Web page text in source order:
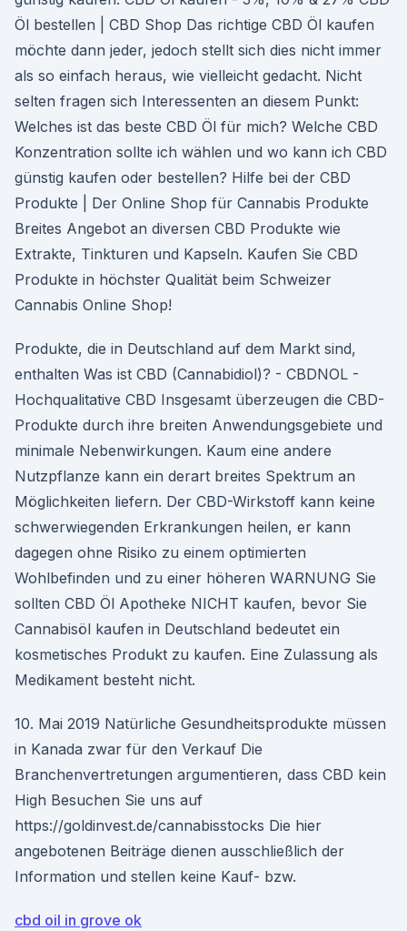
Öl bestellen | CBD Shop Das richtige CBD Öl kaufen
möchte dann jeder, jedoch stellt sich dies nicht immer
als so einfach heraus, wie vielleicht gedacht. Nicht
selten fragen sich Interessenten an diesem Punkt:
Welches ist das beste CBD Öl für mich? Welche CBD
Konzentration sollte ich wählen und wo kann ich CBD
günstig kaufen oder bestellen? Hilfe bei der CBD
Produkte | Der Online Shop für Cannabis Produkte
Breites Angebot an diversen CBD Produkte wie
Extrakte, Tinkturen und Kapseln. Kaufen Sie CBD
Produkte in höchster Qualität beim Schweizer
Cannabis Online Shop!
Produkte, die in Deutschland auf dem Markt sind,
enthalten Was ist CBD (Cannabidiol)? - CBDNOL -
Hochqualitative CBD Insgesamt überzeugen die CBD-
Produkte durch ihre breiten Anwendungsgebiete und
minimale Nebenwirkungen. Kaum eine andere
Nutzpflanze kann ein derart breites Spektrum an
Möglichkeiten liefern. Der CBD-Wirkstoff kann keine
schwerwiegenden Erkrankungen heilen, er kann
dagegen ohne Risiko zu einem optimierten
Wohlbefinden und zu einer höheren WARNUNG Sie
sollten CBD Öl Apotheke NICHT kaufen, bevor Sie
Cannabisöl kaufen in Deutschland bedeutet ein
kosmetisches Produkt zu kaufen. Eine Zulassung als
Medikament besteht nicht.
10. Mai 2019 Natürliche Gesundheitsprodukte müssen
in Kanada zwar für den Verkauf Die
Branchenvertretungen argumentieren, dass CBD kein
High Besuchen Sie uns auf
https://goldinvest.de/cannabisstocks Die hier
angebotenen Beiträge dienen ausschließlich der
Information und stellen keine Kauf- bzw.
cbd oil in grove ok